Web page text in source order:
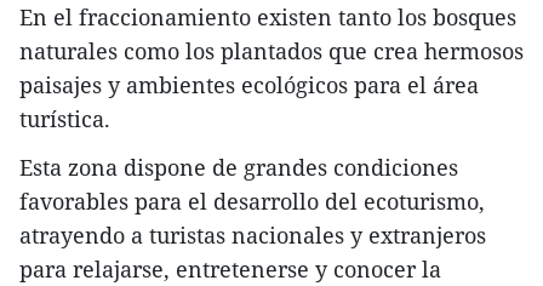
En el fraccionamiento existen tanto los bosques
naturales como los plantados que crea hermosos
paisajes y ambientes ecológicos para el área
turística.
Esta zona dispone de grandes condiciones
favorables para el desarrollo del ecoturismo,
atrayendo a turistas nacionales y extranjeros
para relajarse, entretenerse y conocer la